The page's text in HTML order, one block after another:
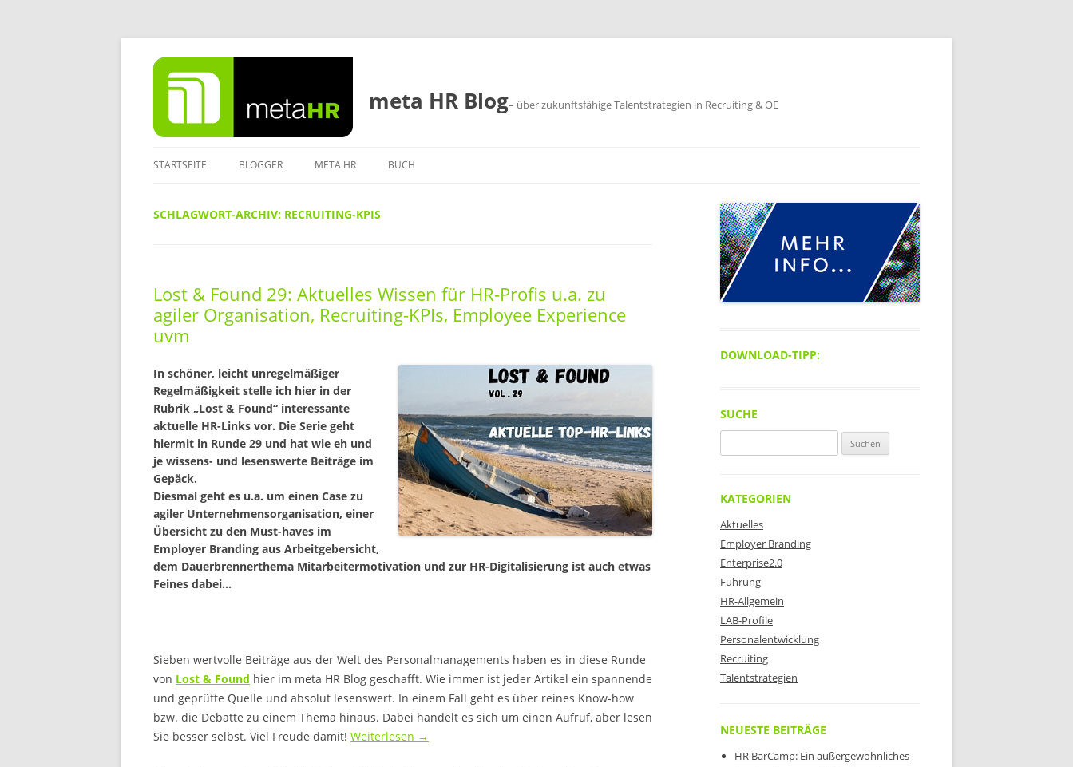
Zum
Inhalt
springen
meta HR Blog– über zukunftsfähige Talentstrategien in Recruiting & OE
STARTSEITE BLOGGER META HR BUCH
SCHLAGWORT-ARCHIV: RECRUITING-KPIS
Lost & Found 29: Aktuelles Wissen für HR-Profis u.a. zu
agiler Organisation, Recruiting-KPIs, Employee Experience
uvm
In schöner, leicht unregelmäßiger
Regelmäßigkeit stelle ich hier in der
Rubrik „Lost & Found“ interessante
aktuelle HR-Links vor. Die Serie geht
hiermit in Runde 29 und hat wie eh und
je wissens- und lesenswerte Beiträge im
Gepäck.
Diesmal geht es u.a. um einen Case zu
agiler Unternehmensorganisation, einer
Übersicht zu den Must-haves im
Employer Branding aus Arbeitgebersicht,
dem Dauerbrennerthema Mitarbeitermotivation und zur HR-Digitalisierung ist auch etwas
Feines dabei…
Sieben wertvolle Beiträge aus der Welt des Personalmanagements haben es in diese Runde
von Lost & Found hier im meta HR Blog geschafft. Wie immer ist jeder Artikel ein spannende
und geprüfte Quelle und absolut lesenswert. In einem Fall geht es über reines Know-how
bzw. die Debatte zu einem Thema hinaus. Dabei handelt es sich um einen Aufruf, aber lesen
Sie besser selbst. Viel Freude damit! Weiterlesen →
DOWNLOAD-TIPP:
SUCHE
nach:
KATEGORIEN
Aktuelles
Employer Branding
Enterprise2.0
Führung
HR-Allgemein
LAB-Profile
Personalentwicklung
Recruiting
Talentstrategien
NEUESTE BEITRÄGE
HR BarCamp: Ein außergewöhnliches